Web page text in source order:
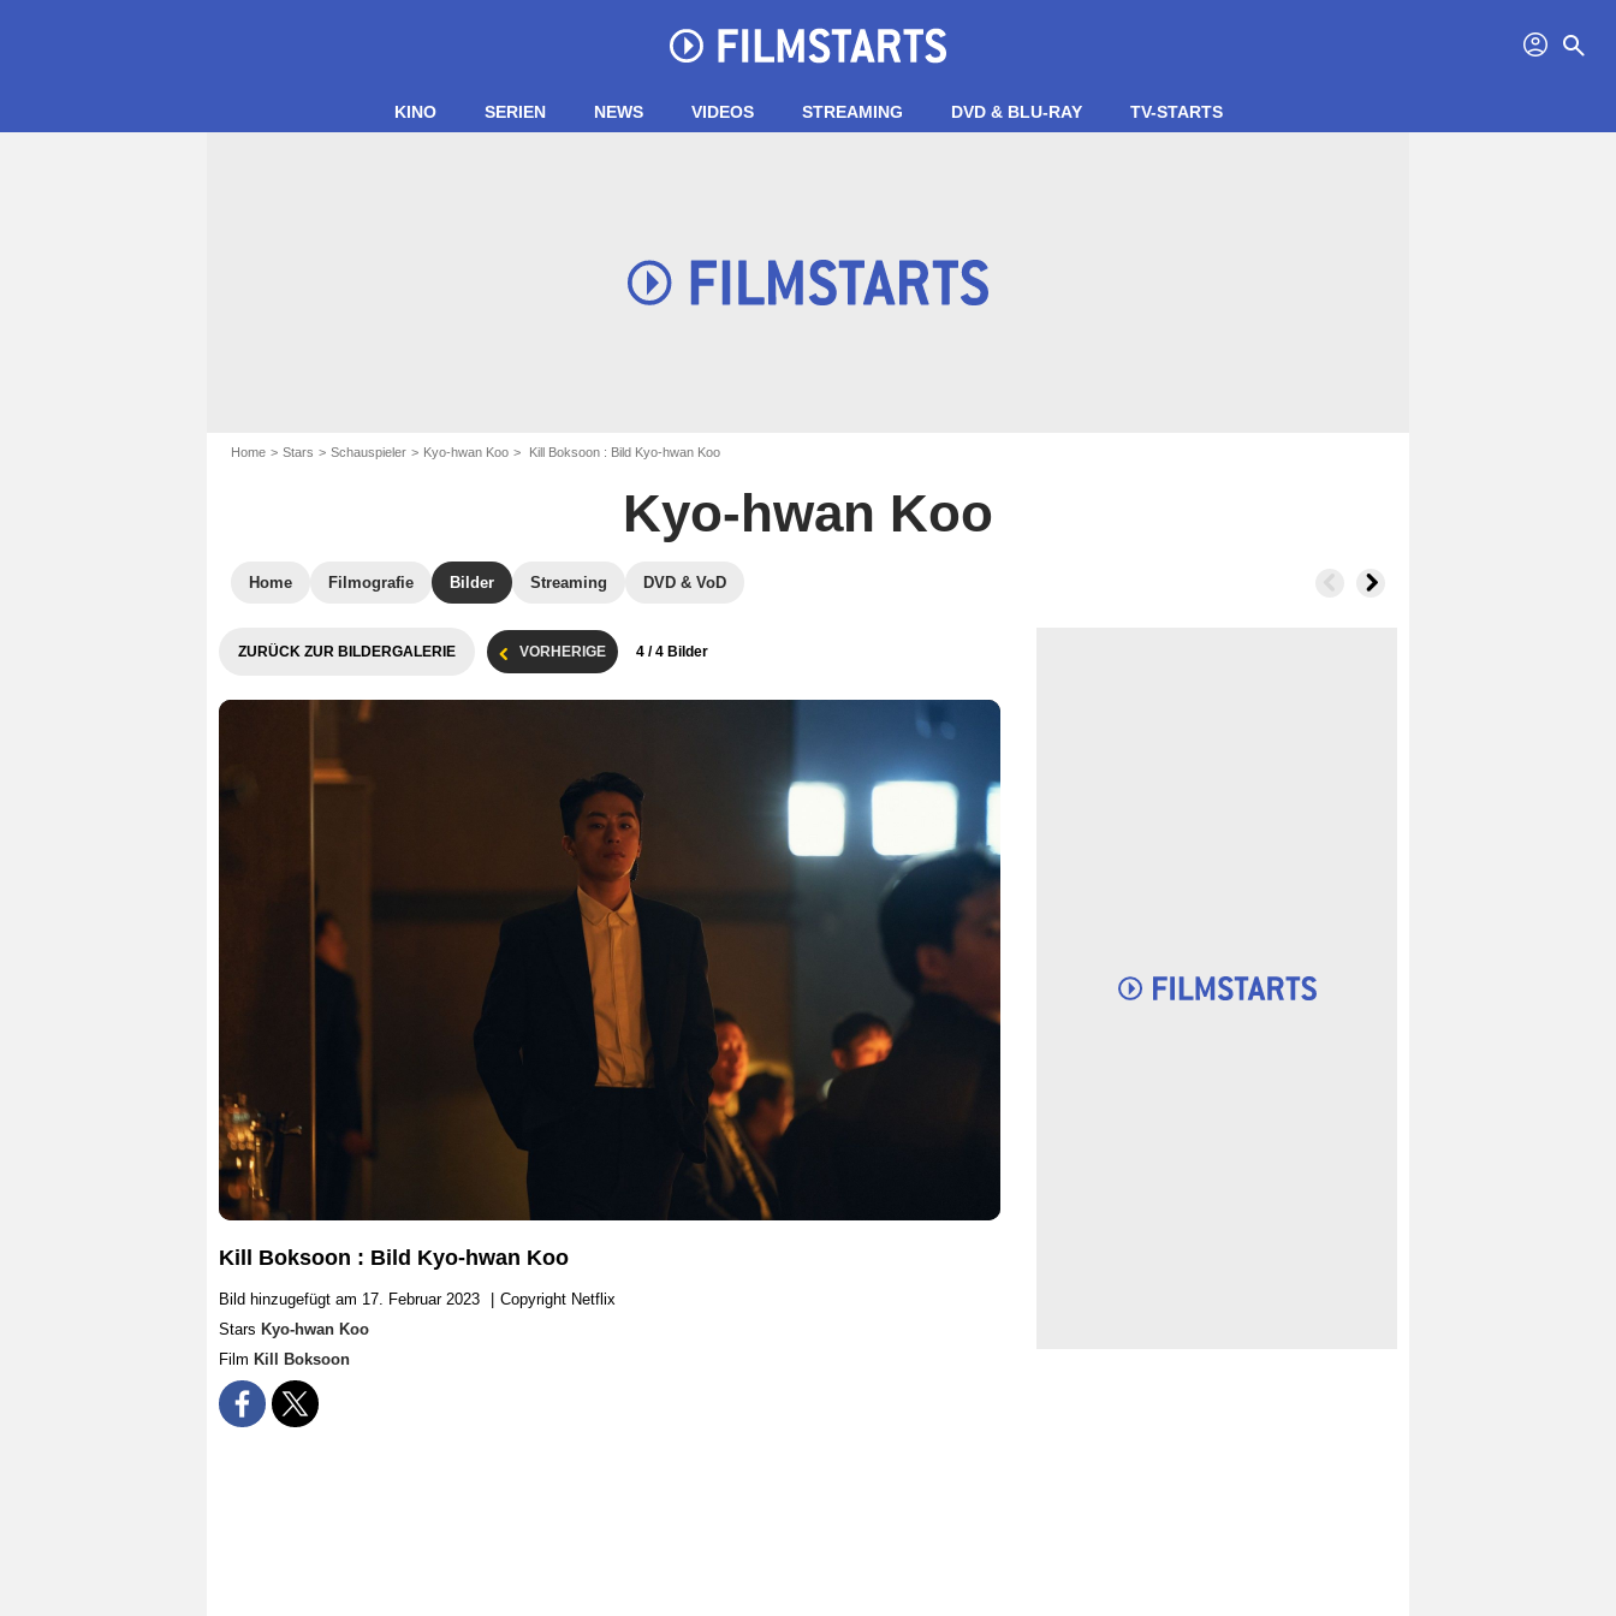
profil search
KINO SERIEN NEWS VIDEOS STREAMING DVD & BLU-RAY TV-STARTS
Home Stars Schauspieler Kyo-hwan Koo Kill Boksoon : Bild Kyo-hwan Koo
Kyo-hwan Koo
Home Filmografie Bilder Streaming DVD & VoD
ZURÜCK ZUR BILDERGALERIE VORHERIGE 4 / 4 Bilder
Kill Boksoon : Bild Kyo-hwan Koo
Bild hinzugefügt am 17. Februar 2023
Copyright Netflix
Stars Kyo-hwan Koo
Film Kill Boksoon